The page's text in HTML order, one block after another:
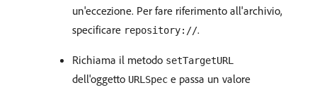
un'eccezione. Per fare riferimento all'archivio,
specificare repository://.
Richiama il metodo setTargetURL
dell'oggetto URLSpec e passa un valore